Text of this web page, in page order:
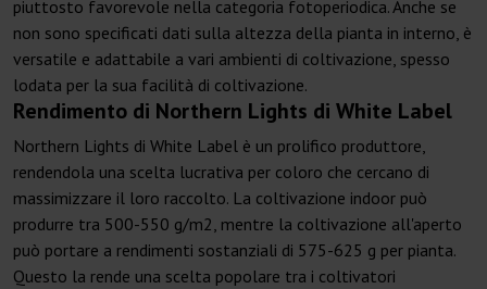
piuttosto favorevole nella categoria fotoperiodica. Anche se
non sono specificati dati sulla altezza della pianta in interno, è
versatile e adattabile a vari ambienti di coltivazione, spesso
lodata per la sua facilità di coltivazione.
Rendimento di Northern Lights di White Label
Northern Lights di White Label è un prolifico produttore,
rendendola una scelta lucrativa per coloro che cercano di
massimizzare il loro raccolto. La coltivazione indoor può
produrre tra 500-550 g/m2, mentre la coltivazione all'aperto
può portare a rendimenti sostanziali di 575-625 g per pianta.
Questo la rende una scelta popolare tra i coltivatori